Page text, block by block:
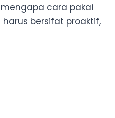
cara pakai
harus bersifat proaktif,